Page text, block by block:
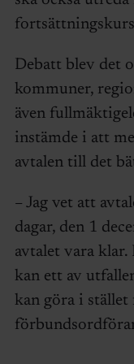
Debatt blev det
kommuner,
även
instämde i att
avtalen till det
– Jag vet att
dagar, den 1
avtalet vara klar.
kan ett av
kan göra i stället